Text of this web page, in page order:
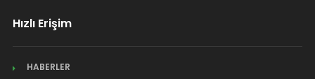
Hızlı Erişim
HABERLER